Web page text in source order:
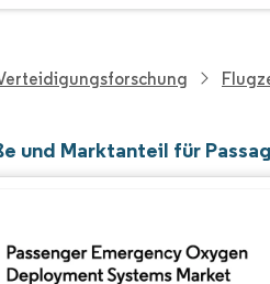
und Marktanteil für